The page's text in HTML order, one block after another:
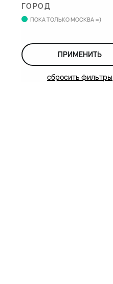
ГОРОД
ПОКА ТОЛЬКО МОСКВА =)
ПРИМЕНИТЬ
сбросить фильтры